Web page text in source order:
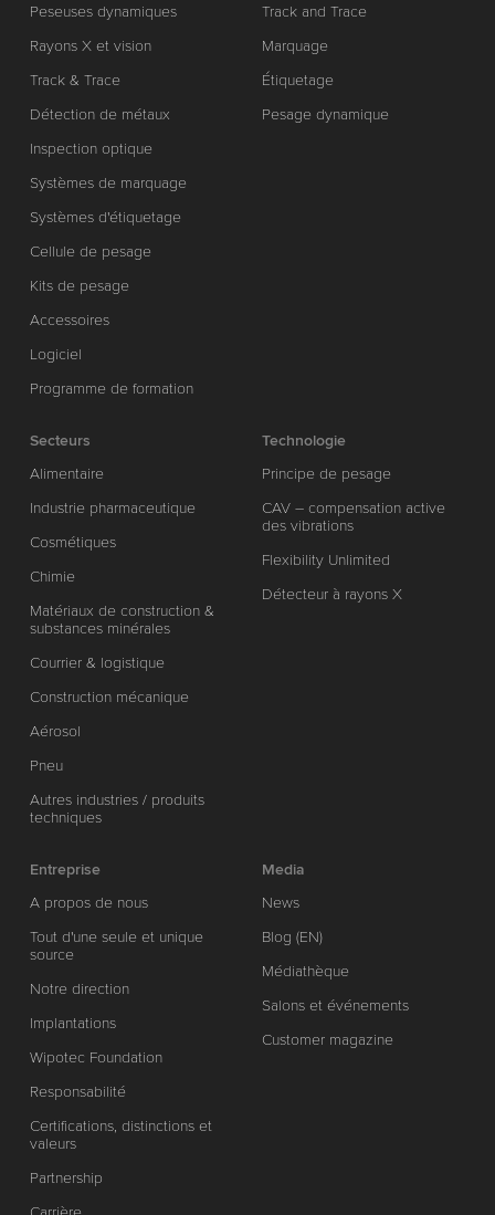
Peseuses dynamiques
Rayons X et vision
Track & Trace
Détection de métaux
Inspection optique
Systèmes de marquage
Systèmes d'étiquetage
Cellule de pesage
Kits de pesage
Accessoires
Logiciel
Programme de formation
Track and Trace
Marquage
Étiquetage
Pesage dynamique
Secteurs
Alimentaire
Industrie pharmaceutique
Cosmétiques
Chimie
Matériaux de construction &
substances minérales
Courrier & logistique
Construction mécanique
Aérosol
Pneu
Autres industries / produits
techniques
Technologie
Principe de pesage
CAV – compensation active
des vibrations
Flexibility Unlimited
Détecteur à rayons X
Entreprise
A propos de nous
Tout d'une seule et unique
source
Notre direction
Implantations
Wipotec Foundation
Responsabilité
Certifications, distinctions et
valeurs
Partnership
Media
News
Blog (EN)
Médiathèque
Salons et événements
Customer magazine